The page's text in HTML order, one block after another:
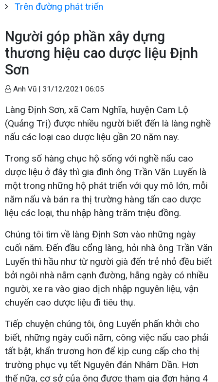
Trên đường phát triển
Người góp phần xây dựng
thương hiệu cao dược liệu Định
Sơn
Anh Vũ | 31/12/2021 06:05
Làng Định Sơn, xã Cam Nghĩa, huyện Cam Lộ
(Quảng Trị) được nhiều người biết đến là làng nghề
nấu các loại cao dược liệu gần 20 năm nay.
Trong số hàng chục hộ sống với nghề nấu cao
dược liệu ở đây thì gia đình ông Trần Văn Luyến là
một trong những hộ phát triển với quy mô lớn, mỗi
năm nấu và bán ra thị trường hàng tấn cao dược
liệu các loại, thu nhập hàng trăm triệu đồng.
Chúng tôi tìm về làng Định Sơn vào những ngày
cuối năm. Đến đầu cổng làng, hỏi nhà ông Trần Văn
Luyến thì hầu như từ người già đến trẻ nhỏ đều biết
bởi ngôi nhà nằm cạnh đường, hằng ngày có nhiều
người, xe ra vào giao dịch nhập nguyên liệu, vận
chuyển cao dược liệu đi tiêu thụ.
Tiếp chuyện chúng tôi, ông Luyến phấn khởi cho
biết, những ngày cuối năm, công việc nấu cao phải
tất bật, khẩn trương hơn để kịp cung cấp cho thị
trường phục vụ tết Nguyên đán Nhâm Dần. Hơn
thế nữa, cơ sở của ông được tham gia đơn hàng 4